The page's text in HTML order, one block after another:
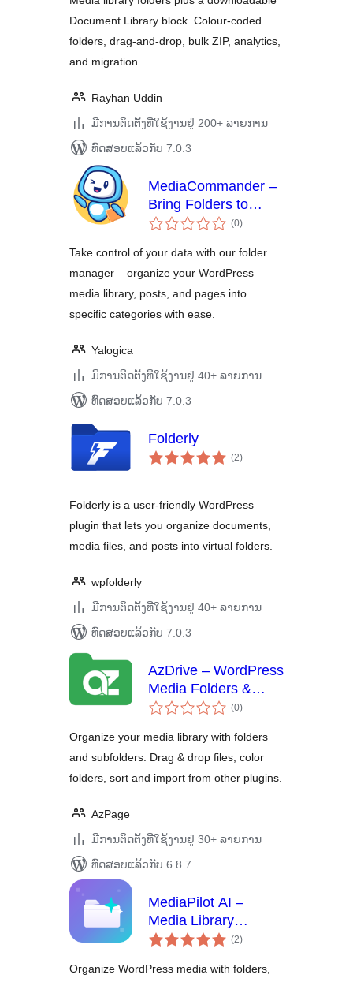
Document Library block. Colour-coded
folders, drag-and-drop, bulk ZIP, analytics,
and migration.
Rayhan Uddin
ມີການຕິດຕັ້ງທີ່ໃຊ້ງານຢູ່ 200+ ລາຍການ
ທົດສອບແລ້ວກັບ 7.0.3
MediaCommander –
Bring Folders to
Media, Posts, and
(0ຄະແນນ
ທັງໝົດ
)
Take control of your data with our folder
manager – organize your WordPress
media library, posts, and pages into
specific categories with ease.
Yalogica
ມີການຕິດຕັ້ງທີ່ໃຊ້ງານຢູ່ 40+ ລາຍການ
ທົດສອບແລ້ວກັບ 7.0.3
Folderly
(2ຄະແນນ
ທັງໝົດ
)
Folderly is a user-friendly WordPress
plugin that lets you organize documents,
media files, and posts into virtual folders.
wpfolderly
ມີການຕິດຕັ້ງທີ່ໃຊ້ງານຢູ່ 40+ ລາຍການ
ທົດສອບແລ້ວກັບ 7.0.3
AzDrive – WordPress
Media Folders &
Organizer
(0ຄະແນນ
ທັງໝົດ
)
Organize your media library with folders
and subfolders. Drag & drop files, color
folders, sort and import from other plugins.
AzPage
ມີການຕິດຕັ້ງທີ່ໃຊ້ງານຢູ່ 30+ ລາຍການ
ທົດສອບແລ້ວກັບ 6.8.7
MediaPilot AI –
Media Library
Folders
(2ຄະແນນ
ທັງໝົດ
)
Organize WordPress media with folders,